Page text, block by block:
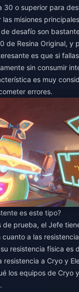
30 o superior para
misiones
desafío son
de Resina Original, y
es que si
sin consumir
es muy
errores.
es este tipo?
de prueba, el Jefe
a las
resistencia física es
resistencia a Cryo y
los equipos de Cryo